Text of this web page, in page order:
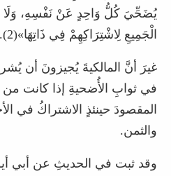
يُضَحِّيَ كُلُّ وَاحِدٍ عَنْ نَفْسِهِ،
الْجَمِيعِ لِاشْتِرَاكِهِمْ فِي ذَاتِهَا»(2).
غيرَ أنَّ المالكيةَ يُجيزونَ أن
في ثوابِ الأُضحيةِ إذا كانت من
المقصودَ حينئذٍ الاشتراكُ في
والثمن.
وقد ثبت في الحديثِ عن أبي